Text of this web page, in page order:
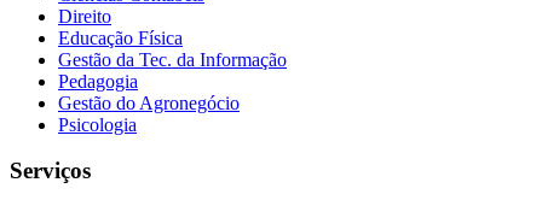
Direito
Educação Física
Gestão da Tec. da Informação
Pedagogia
Gestão do Agronegócio
Psicologia
Serviços